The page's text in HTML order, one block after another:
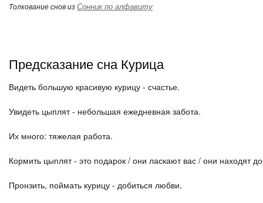
Толкование снов изСонник по алфавиту
Предсказание сна Курица
Видеть большую красивую курицу - счастье.
Увидеть цыплят - небольшая ежедневная забота.
Их много: тяжелая работа.
Кормить цыплят - это подарок / они ласкают вас / они находят
Пронзить, поймать курицу - добиться любви.